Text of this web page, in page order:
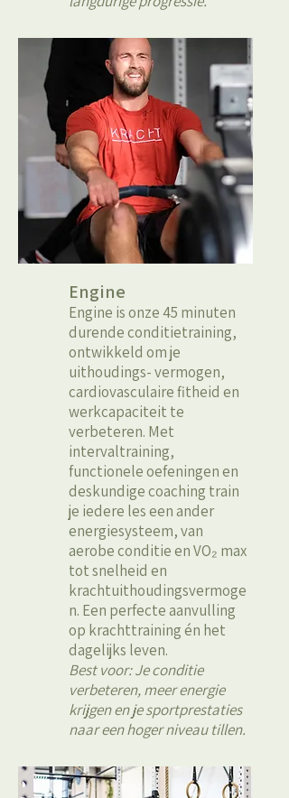
Engine
Engine is onze 45 minuten
durende conditietraining,
ontwikkeld om je
uithoudings- vermogen,
cardiovasculaire fitheid en
werkcapaciteit te
verbeteren. Met
intervaltraining,
functionele oefeningen en
deskundige coaching train
je iedere les een ander
energiesysteem, van
aerobe conditie en VO₂ max
tot snelheid en
krachtuithoudingsvermoge
n. Een perfecte aanvulling
op krachttraining én het
dagelijks leven.
Best voor: Je conditie
verbeteren, meer energie
krijgen en je sportprestaties
naar een hoger niveau tillen.